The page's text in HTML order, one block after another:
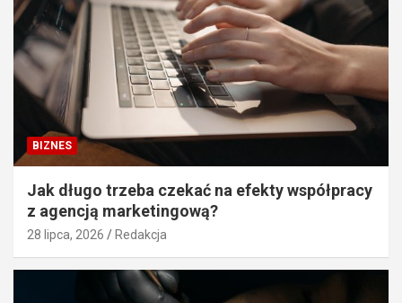
BIZNES
Jak długo trzeba czekać na efekty współpracy
z agencją marketingową?
28 lipca, 2026 Redakcja